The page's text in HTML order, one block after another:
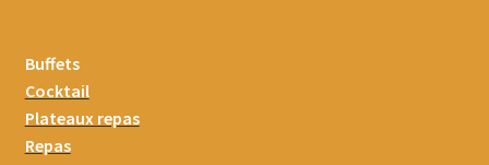
Buffets
Cocktail
Plateaux repas
Repas